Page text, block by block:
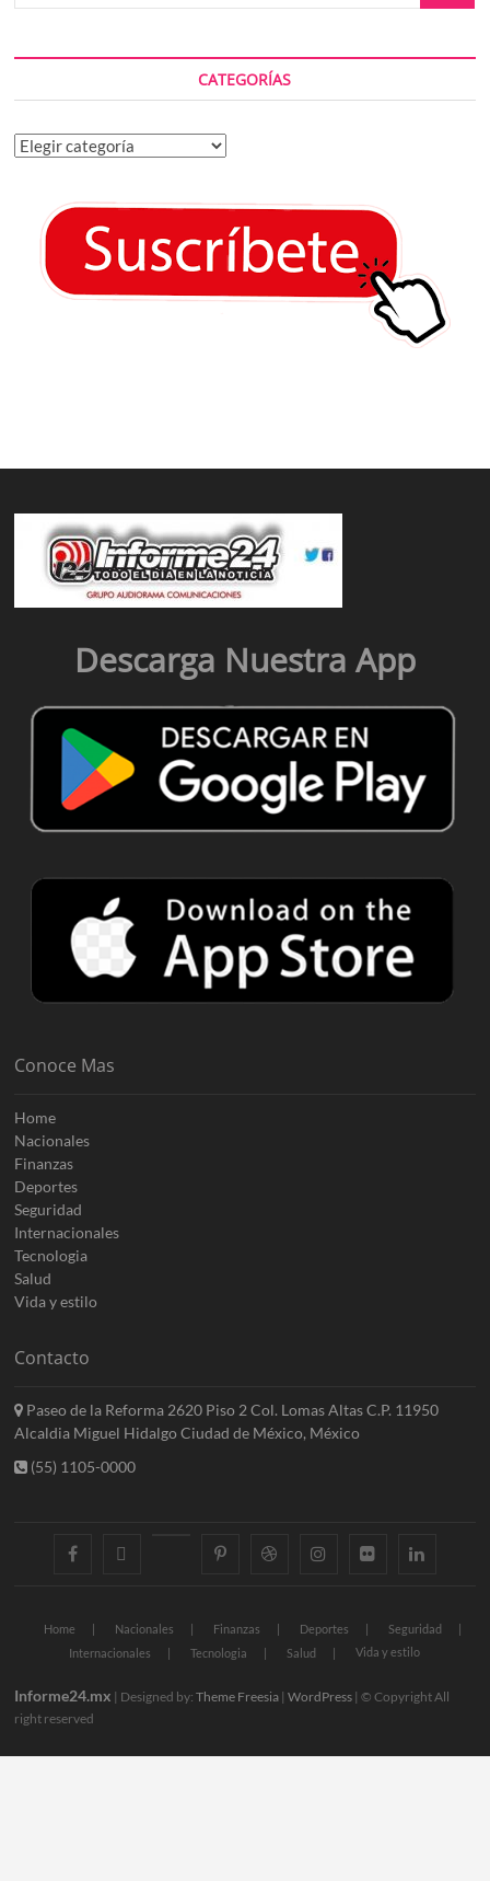
CATEGORÍAS
Categorías
Descarga Nuestra App
Conoce Mas
Home
Nacionales
Finanzas
Deportes
Seguridad
Internacionales
Tecnologia
Salud
Vida y estilo
Contacto
Paseo de la Reforma 2620 Piso 2 Col. Lomas Altas C.P. 11950
Alcaldia Miguel Hidalgo Ciudad de México, México
(55) 1105-0000
facebook googlepluspinterestdribbble instagramflickr linkedin
Home Nacionales Finanzas Deportes
Seguridad
Internacionales
Tecnologia Salud Vida y estilo
Informe24.mx | Designed by:Theme Freesia |WordPress | © Copyright All
right reserved